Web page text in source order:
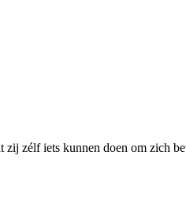
zélf iets kunnen doen om zich